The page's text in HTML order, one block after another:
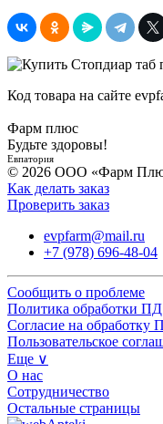
Код товара на сайте
Фарм плюс
Будьте здоровы!
Евпатория
© 2026 ООО «Фарм
Как делать заказ
Проверить заказ
evpfarm@mail.ru
+7 (978) 696-48-04
Сообщить о проблеме
Политика обработки ПД
Согласие на обработку
Пользовательское
Еще ∨
О нас
Сотрудничество
Остальные страницы